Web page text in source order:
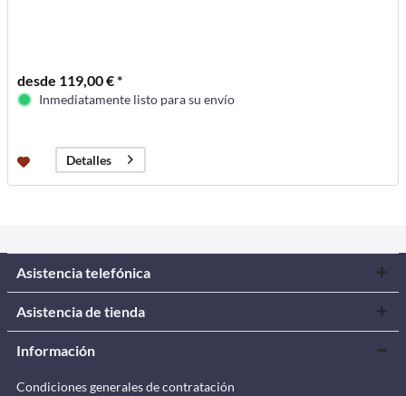
desde 119,00 € *
Inmediatamente listo para su envío
Detalles
Asistencia telefónica
Asistencia de tienda
Información
Condiciones generales de contratación